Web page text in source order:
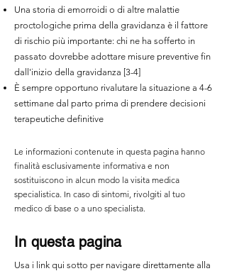
Una storia di emorroidi o di altre malattie
proctologiche prima della gravidanza è il fattore
di rischio più importante: chi ne ha sofferto in
passato dovrebbe adottare misure preventive fin
dall'inizio della gravidanza [3-4]
È sempre opportuno rivalutare la situazione a 4-6
settimane dal parto prima di prendere decisioni
terapeutiche definitive
Le informazioni contenute in questa pagina hanno
finalità esclusivamente informativa e non
sostituiscono in alcun modo la visita medica
specialistica. In caso di sintomi, rivolgiti al tuo
medico di base o a uno specialista.
In questa pagina
Usa i link qui sotto per navigare direttamente alla